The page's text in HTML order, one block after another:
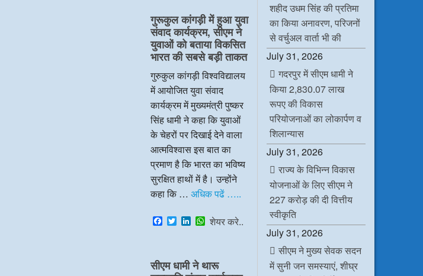
o
o
k
e
r
e
d
I
n
s
A
p
p
गुरूकुल कांगड़ी में हुआ युवा
संवाद कार्यक्रम, सीएम ने
युवाओं को बताया विकसित
भारत की सबसे बड़ी ताकत
गुरुकुल कांगड़ी विश्वविद्यालय
में आयोजित युवा संवाद
कार्यक्रम में मुख्यमंत्री पुष्कर
सिंह धामी ने कहा कि युवाओं
के चेहरों पर दिखाई देने वाला
आत्मविश्वास इस बात का
प्रमाण है कि भारत का भविष्य
सुरक्षित हाथों में है। उन्होंने
कहा कि … अधिक पढें …..
F
a
o
T
w
e
L
i
e
d
W
h
A
शेयर करे..
सीएम धामी ने थारू
शहीद उधम सिंह की प्रतिमा
का किया अनावरण, परिजनों
से वर्चुअल वार्ता भी की
July 31, 2026
गदरपुर में सीएम धामी ने
किया 2,830.07 लाख
रूपए की विकास
परियोजनाओं का लोकार्पण व
शिलान्यास
July 31, 2026
राज्य के विभिन्न विकास
योजनाओं के लिए सीएम ने
227 करोड़ की दी वित्तीय
स्वीकृति
July 31, 2026
सीएम ने मुख्य सेवक सदन
में सुनी जन समस्याएं, शीघ्र